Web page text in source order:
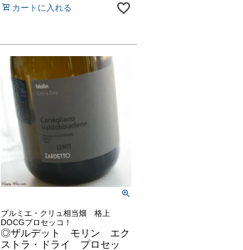
カートに入れる
プルミエ・クリュ相当畑 格上
DOCGプロセッコ！
◎ザルデット モリン エク
ストラ・ドライ プロセッ